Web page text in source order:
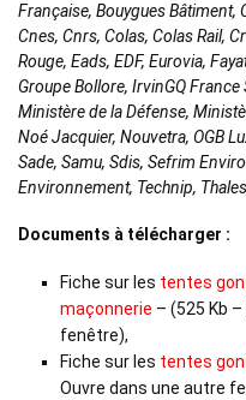
Française, Bouygues Bâtiment,
Cnes, Cnrs, Colas, Colas Rail,
Rouge, Eads, EDF, Eurovia,
Groupe Bollore, IrvinGQ
Ministère de la Défense,
Noé Jacquier, Nouvetra, OGB
Sade, Samu, Sdis, Sefrim
Environnement, Technip,
Documents à télécharger :
Fiche sur les tentes
maçonnerie – (525 Kb
fenêtre),
Fiche sur les tentes
Ouvre dans une autre